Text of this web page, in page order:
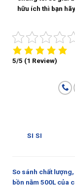
hữu ích thì bạn
5/5 (1 Review)
SI SI
So sánh chất
bồn nằm 500L của